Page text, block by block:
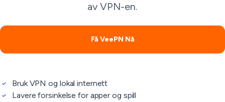
av VPN-en.
Få VeePN Nå
Bruk VPN og lokal internett
Lavere forsinkelse for apper og spill